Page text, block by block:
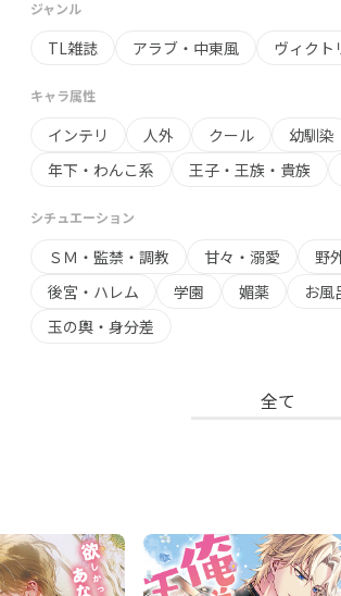
ジャンル
TL雑誌 アラブ・中東風 ヴィクト
キャラ属性
インテリ 人外 クール 幼馴染
年下・わんこ系
王子・王族・貴族
シチュエーション
ＳＭ・監禁・調教 甘々・溺愛 野
後宮・ハレム
学園 媚薬 お風
玉の輿・身分差
全て